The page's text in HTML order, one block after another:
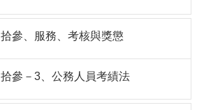
拾參、服務、考核與獎懲
拾參－3、公務人員考績法